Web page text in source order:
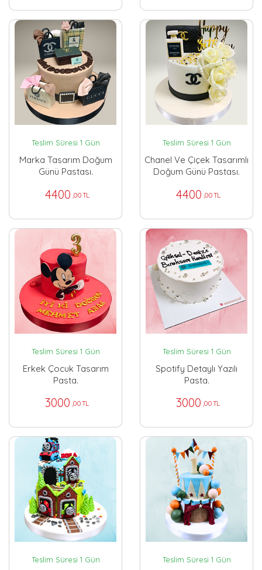
Teslim Süresi 1 Gün
Marka Tasarım Doğum
Günü Pastası.
4400 ,00 TL
Teslim Süresi 1 Gün
Chanel Ve Çiçek Tasarımlı
Doğum Günü Pastası.
4400 ,00 TL
Teslim Süresi 1 Gün
Erkek Çocuk Tasarım
Pasta.
3000 ,00 TL
Teslim Süresi 1 Gün
Spotify Detaylı Yazılı
Pasta.
3000 ,00 TL
Teslim Süresi 1 Gün Teslim Süresi 1 Gün